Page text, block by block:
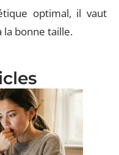
optimal, il vaut
bonne taille.